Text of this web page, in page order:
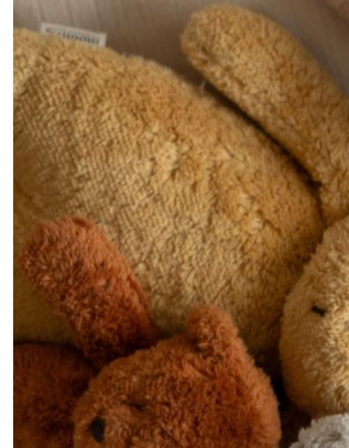
Veilleuses
MOONIE
(3)
Afficher
les
résultats